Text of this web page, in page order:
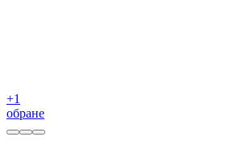
+1
обране